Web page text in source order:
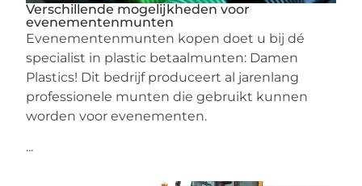
Verschillende mogelijkheden voor
evenementenmunten
Evenementenmunten kopen doet u bij dé
specialist in plastic betaalmunten: Damen
Plastics! Dit bedrijf produceert al jarenlang
professionele munten die gebruikt kunnen
worden voor evenementen.
...